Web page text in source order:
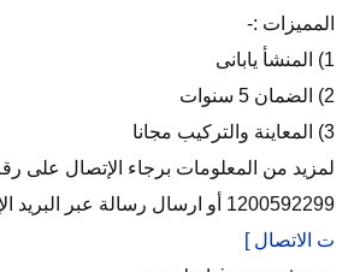
المميزات :-
1) المنشأ يابانى
2) الضمان 5 سنوات
3) المعاينة والتركيب مجانا
1200592299 أو ارسال رسالة عبر البريد الإلكترونى
ت الاتصال ]